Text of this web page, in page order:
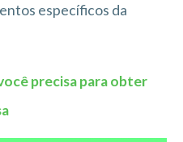
específicos da
precisa para obter